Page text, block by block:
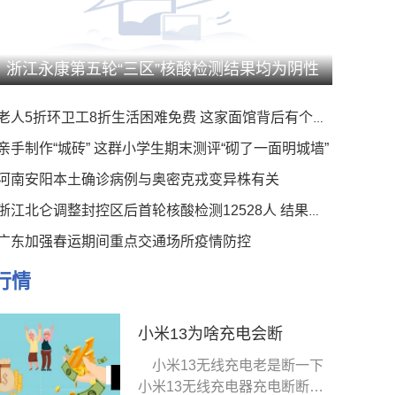
浙江永康第五轮“三区”核酸检测结果均为阴性
人5折环卫工8折生活困难免费 这家面馆背后有个暖心事
手制作“城砖” 这群小学生期末测评“砌了一面明城墙”
南安阳本土确诊病例与奥密克戎变异株有关
江北仑调整封控区后首轮核酸检测12528人 结果均为阴性
东加强春运期间重点交通场所疫情防控
情
小米13为啥充电会断
小米13无线充电老是断一下
小米13无线充电器充电断断续